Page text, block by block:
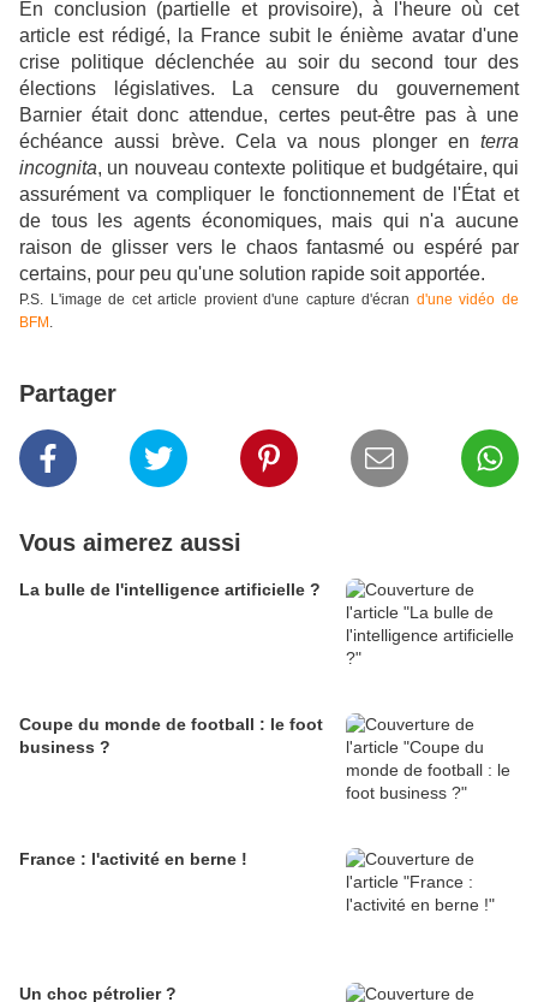
En conclusion (partielle et provisoire), à l'heure où cet
article est rédigé, la France subit le énième avatar d'une
crise politique déclenchée au soir du second tour des
élections législatives. La censure du gouvernement
Barnier était donc attendue, certes peut-être pas à une
échéance aussi brève. Cela va nous plonger en terra
incognita, un nouveau contexte politique et budgétaire, qui
assurément va compliquer le fonctionnement de l'État et
de tous les agents économiques, mais qui n'a aucune
raison de glisser vers le chaos fantasmé ou espéré par
certains, pour peu qu'une solution rapide soit apportée.
P.S. L'image de cet article provient d'une capture d'écran d'une vidéo de
BFM .
Partager
Vous aimerez aussi
La bulle de l'intelligence artificielle ?
Coupe du monde de football : le foot
business ?
France : l'activité en berne !
Un choc pétrolier ?